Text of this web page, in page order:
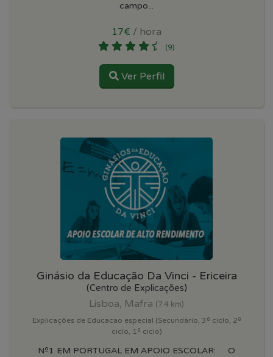
campo...
17€ / hora
(9)
Ver Perfil
Ginásio da Educação Da Vinci - Ericeira
(Centro de Explicações)
Lisboa, Mafra (7.4 km)
Explicações de Educacao especial (Secundário, 3º ciclo, 2º
ciclo, 1º ciclo)
Nº1 EM PORTUGAL EM APOIO ESCOLAR: O